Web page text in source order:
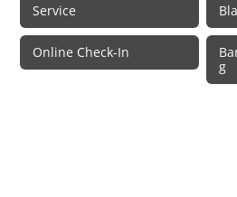
Service
Online Check-In
g